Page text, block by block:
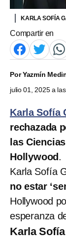
KARLA SOFÍA
Compartir en
PorYazmín
julio 01, 2025 a
Karla Sofía
rechazada
las
Hollywood .
Karla Sofía
no estar
Hollywood
esperanza
Karla